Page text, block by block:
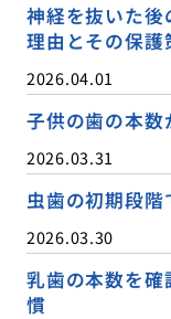
神経を抜いた後
理由とその保護
2026.04.01
子供の歯の本
2026.03.31
虫歯の初期段
2026.03.30
乳歯の本数を
慣